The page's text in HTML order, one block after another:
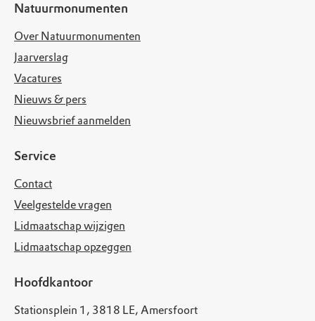
Natuurmonumenten
Over Natuurmonumenten
Jaarverslag
Vacatures
Nieuws & pers
Nieuwsbrief aanmelden
Service
Contact
Veelgestelde vragen
Lidmaatschap wijzigen
Lidmaatschap opzeggen
Hoofdkantoor
Stationsplein 1, 3818 LE, Amersfoort